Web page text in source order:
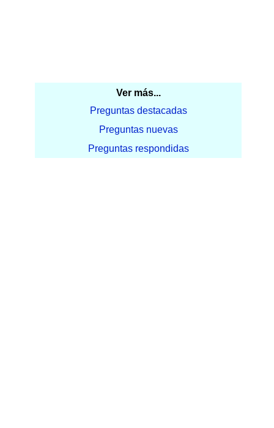
Ver más...
Preguntas destacadas
Preguntas nuevas
Preguntas respondidas